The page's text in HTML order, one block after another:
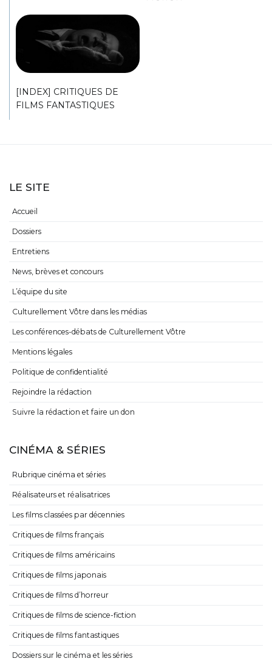
[INDEX] CRITIQUES DE
FILMS FANTASTIQUES
LE SITE
Accueil
Dossiers
Entretiens
News, brèves et concours
L’équipe du site
Culturellement Vôtre dans les médias
Les conférences-débats de Culturellement Vôtre
Mentions légales
Politique de confidentialité
Rejoindre la rédaction
Suivre la rédaction et faire un don
CINÉMA & SÉRIES
Rubrique cinéma et séries
Réalisateurs et réalisatrices
Les films classées par décennies
Critiques de films français
Critiques de films américains
Critiques de films japonais
Critiques de films d’horreur
Critiques de films de science-fiction
Critiques de films fantastiques
Dossiers sur le cinéma et les séries